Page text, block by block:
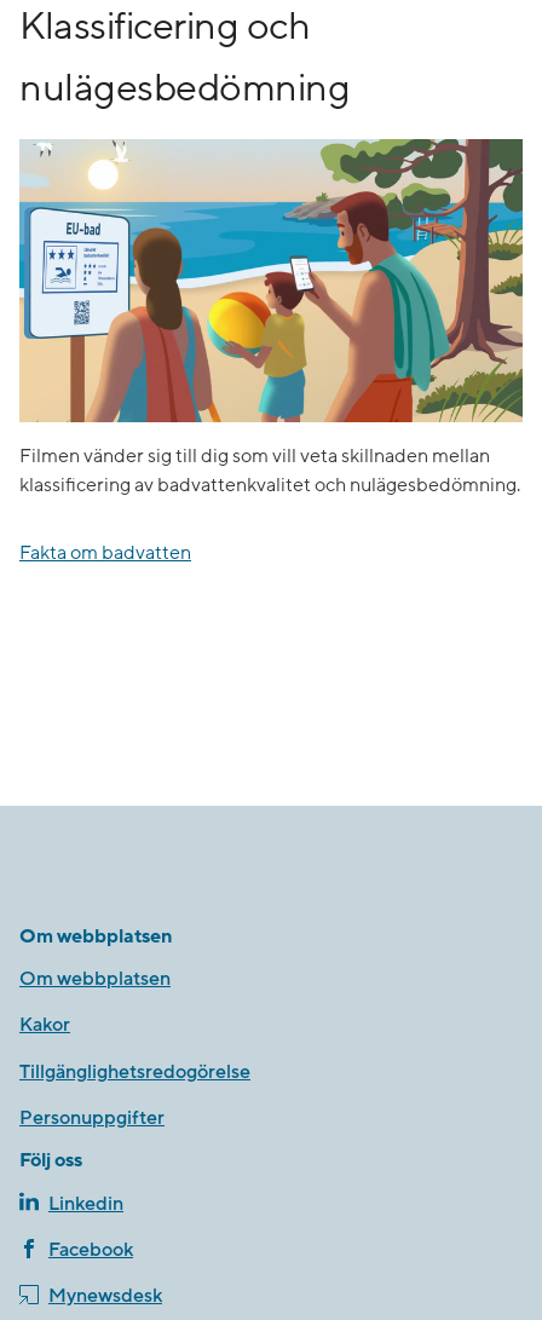
Klassificering och
nulägesbedömning
Filmen vänder sig till dig som vill veta skillnaden mellan
klassificering av badvattenkvalitet och nulägesbedömning.
Fakta om badvatten
Om webbplatsen
Om webbplatsen
Kakor
Tillgänglighetsredogörelse
Personuppgifter
Följ oss
Linkedin
Facebook
Mynewsdesk